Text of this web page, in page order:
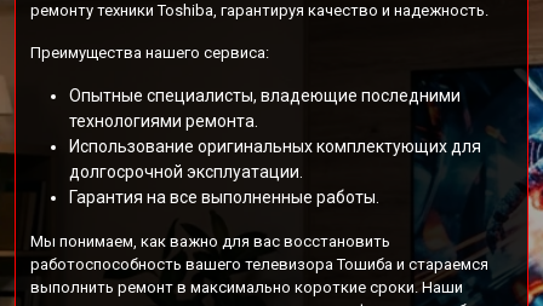
ремонту техники Toshiba, гарантируя качество и надежность.
Преимущества нашего сервиса:
Опытные специалисты, владеющие последними
технологиями ремонта.
Использование оригинальных комплектующих для
долгосрочной эксплуатации.
Гарантия на все выполненные работы.
Мы понимаем, как важно для вас восстановить
работоспособность вашего телевизора Тошиба и стараемся
выполнить ремонт в максимально короткие сроки. Наши